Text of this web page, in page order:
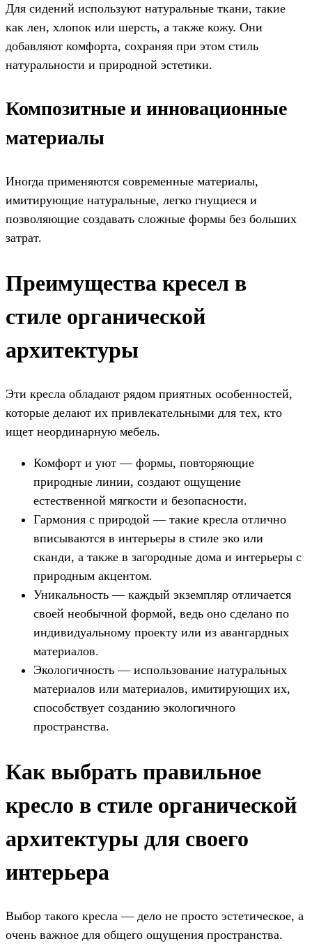
Для сидений используют натуральные ткани, такие
как лен, хлопок или шерсть, а также кожу. Они
добавляют комфорта, сохраняя при этом стиль
натуральности и природной эстетики.
Композитные и инновационные
материалы
Иногда применяются современные материалы,
имитирующие натуральные, легко гнущиеся и
позволяющие создавать сложные формы без больших
затрат.
Преимущества кресел в
стиле органической
архитектуры
Эти кресла обладают рядом приятных особенностей,
которые делают их привлекательными для тех, кто
ищет неординарную мебель.
Комфорт и уют — формы, повторяющие
природные линии, создают ощущение
естественной мягкости и безопасности.
Гармония с природой — такие кресла отлично
вписываются в интерьеры в стиле эко или
сканди, а также в загородные дома и интерьеры с
природным акцентом.
Уникальность — каждый экземпляр отличается
своей необычной формой, ведь оно сделано по
индивидуальному проекту или из авангардных
материалов.
Экологичность — использование натуральных
материалов или материалов, имитирующих их,
способствует созданию экологичного
пространства.
Как выбрать правильное
кресло в стиле органической
архитектуры для своего
интерьера
Выбор такого кресла — дело не просто эстетическое, а
очень важное для общего ощущения пространства.